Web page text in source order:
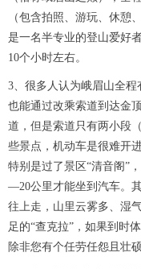
（包含拍照、游玩、休憩
是一名半专业的登山爱好
10个小时左右。
3、很多人认为峨眉山全程
也能通过改乘索道到达金
道，但是索道只有两小段
些景点，机动车是很难开
特别是过了景区“清音阁”
—20公里才能坐到汽车。
往上走，山里云雾多、湿
足的“查克拉”，如果到时
除非您有个任劳任怨且壮